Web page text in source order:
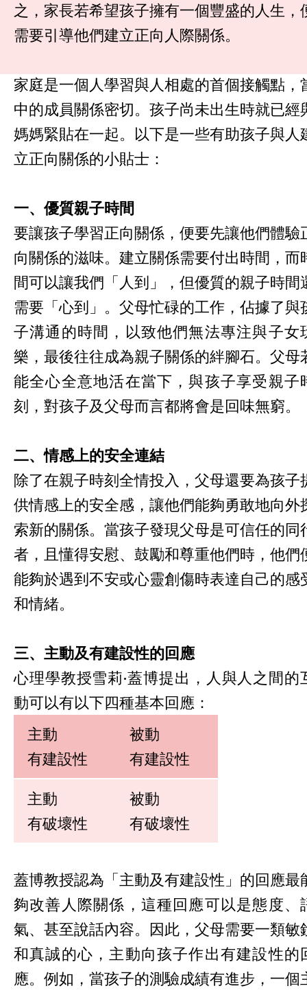
之，家長若希望孩子擁有一個豐盛的人生，
需要引導他們建立正向人際關係。
家庭是一個人學習與人相處的首個接觸點，
中的成員關係密切。孩子尚未出生時就已經
媽媽緊貼在一起。以下是一些有助孩子與人
立正向關係的小貼士：
一、優質親子時間
要讓孩子學習正向關係，便要先讓他們體驗
向關係的滋味。建立關係需要付出時間，而
間可以讓我們「人到」，但優質的親子時間
需要「心到」。父母忙碌的工作，佔據了與
子溝通的時間，以致他們無法專注與子女
樂，最後往往成為親子關係的絆腳石。父母
能全心全意地活在當下，與孩子享受親子
刻，對孩子及父母而言都將會是回味無窮。
二、情感上的安全連結
除了在親子時刻全情投入，父母還要為孩子
供情感上的安全感，讓他們能夠勇敢地向外
索新的關係。當孩子發現父母是可信任的同
者，且懂得安慰、鼓勵和尊重他們時，他們
能夠於遇到不安或心靈創傷時表達自己的感
和情緒。
三、主動及有建設性的回應
心理學教授雪莉·蓋博提出，人與人之間的
動可以有以下四種基本回應：
主動
有建設性
被動
有建設性
主動
有破壞性
被動
有破壞性
蓋博教授認為「主動及有建設性」的回應最
夠改善人際關係，這種回應可以是態度、
氣、甚至說話內容。因此，父母需要一類敏
和真誠的心，主動向孩子作出有建設性的
應。例如，當孩子的測驗成績有進步，一個